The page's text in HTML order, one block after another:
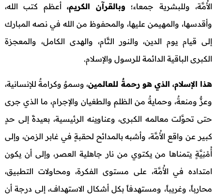
الأُمَّة، وللبشرية جمعاء؛ وبالقرآن الكريم،أعظم كتب الله،
وأقدسها، والمهيمن عليها، والمحفوظ من الله في نصه المبارك
إلى قيام يوم الدين، والنور التَّام، والهدى الكامل، والمعجزة
الكبرى الباقية الدائمة للرسول والإسلام.
هذا الإسلام، الذي هو رحمةٌ للعالمين، وسموٌ وكرامةٌ للإنسانية،
وعزٌّ ومنعةٌ، وحمايةٌ من الظلم والطغيان والإجرام، ما الذي جرى
حتى تحوَّلت معالمه الكبرى، وعناوينه الرئيسية، بعيدةً إلى حدٍ
كبير عن واقع الأُمَّة، وأشبه بالمدائح لحقبةٍ في غابر الزمن، وإلى
أُمْنِيَّةٍ يتمناها من يكتوي من نار جاهلية العصر، وإلى أن يكون
امتداده في الأُمَّة، على مستوى الفكرة، ومحاولات التطبيق،
محارباً، وغريباً، ومستهدفاً بكل أشكال الاستهداف، إلى درجة أن